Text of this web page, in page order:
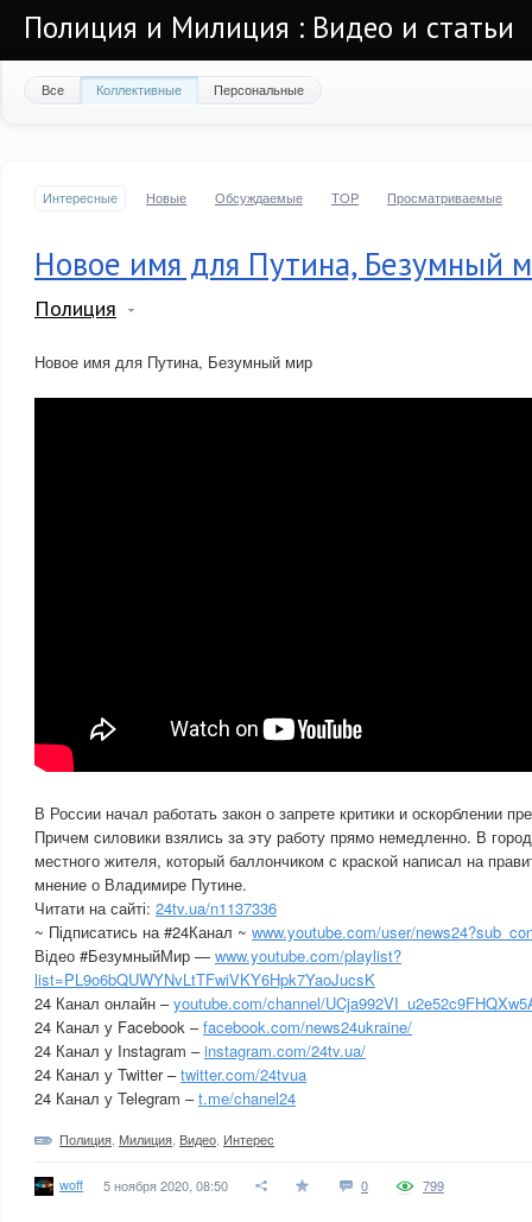
Полиция и Милиция : Видео и статьи
Все Коллективные Персональные
Интересные Новые Обсуждаемые TOP Просматриваемые
Новое имя для Путина, Безумный
Полиция
Новое имя для Путина, Безумный мир
В России начал работать закон о запрете критики и оскорблении
Причем силовики взялись за эту работу прямо немедленно. В
местного жителя, который баллончиком с краской написал на
мнение о Владимире Путине.
Читати на сайті: 24tv.ua/n1137336
~ Підписатись на #24Канал ~ www.youtube.com/user/
Відео #БезумныйМир — www.youtube.com/playlist?
list=PL9o6bQUWYNvLtTFwiVKY6Hpk7YaoJucsK
24 Канал онлайн –youtube.com/channel/
24 Канал у Facebook –facebook.com/news24ukraine/
24 Канал у Instagram –instagram.com/24tv.ua/
24 Канал у Twitter –twitter.com/24tvua
24 Канал у Telegram –t.me/chanel24
Полиция Милиция Видео Интерес
woff 5 ноября 2020, 08:50 0 799